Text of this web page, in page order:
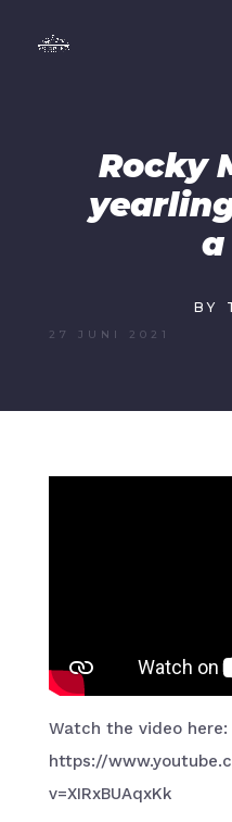
Rocky
BY
27 JUNI 2021
Watch the video here:
https://
v=XIRxBUAqxKk